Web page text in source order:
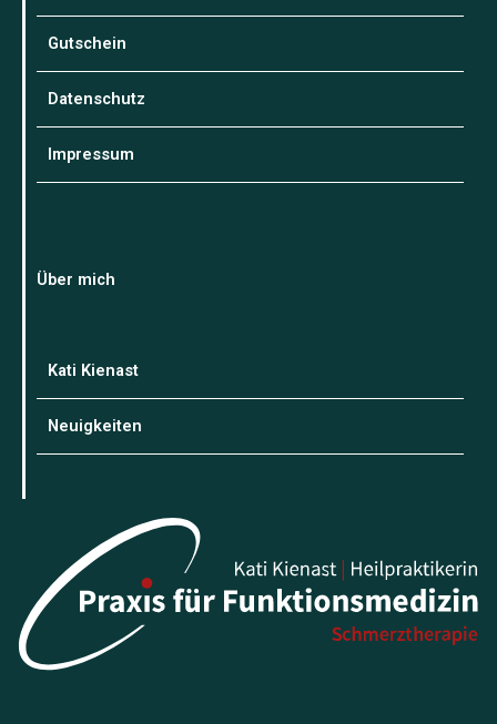
Gutschein
Datenschutz
Impressum
Über mich
Kati Kienast
Neuigkeiten